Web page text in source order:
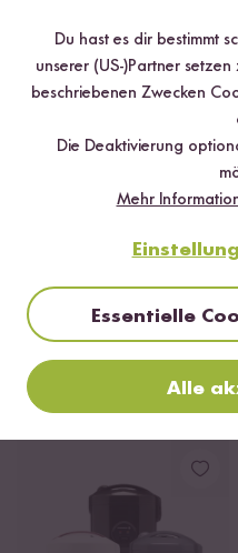
Das Curry mit Kurkuma,
abschmecken und den
geben.
Alles noch einmal ca. 5 Min.
Gekocht mit
Du hast es dir bestimmt
unserer (US-)Partner
beschriebenen Zwecken
Die Deaktivierung
Mehr
Essentielle
Alle